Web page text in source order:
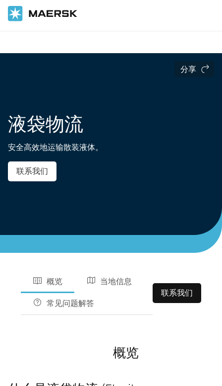
分享
液袋物流
安全高效地运输散装液体。
联系我们
概览 当地信息
常见问题解答
联系我们
概览